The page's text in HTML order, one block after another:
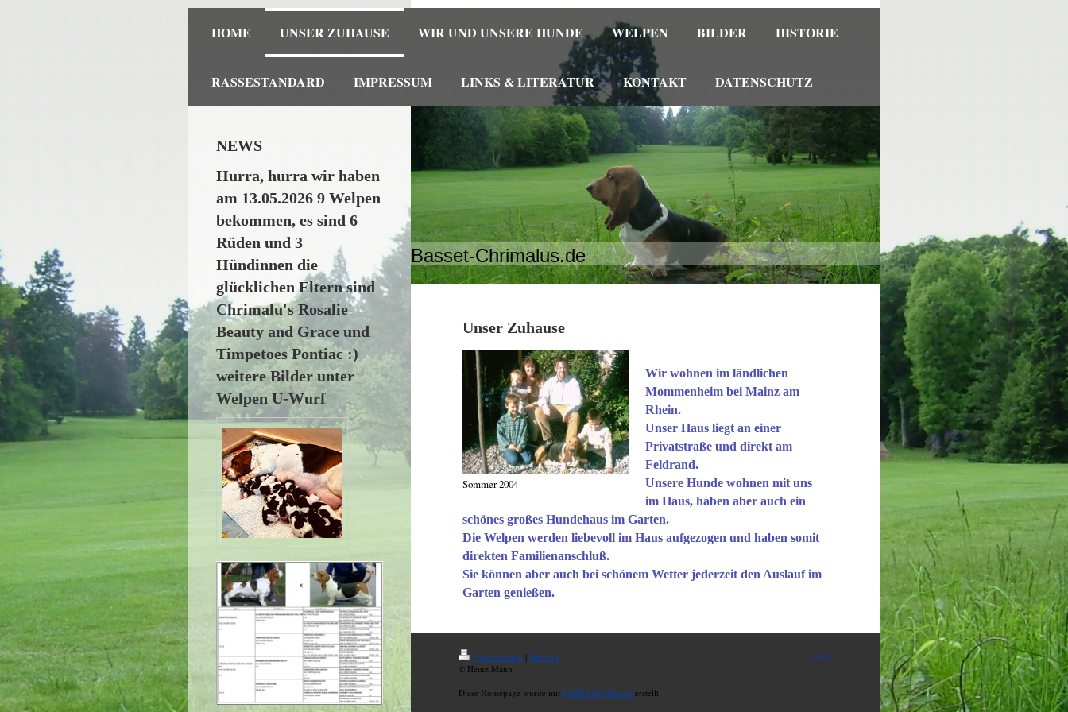
HOME UNSER ZUHAUSE WIR UND UNSERE HUNDE WELPEN BILDER HISTORIE
RASSESTANDARD IMPRESSUM LINKS & LITERATUR KONTAKT DATENSCHUTZ
NEWS
Hurra, hurra wir haben
am 13.05.2026 9 Welpen
bekommen, es sind 6
Rüden und 3
Hündinnen die
glücklichen Eltern sind
Chrimalu's Rosalie
Beauty and Grace und
Timpetoes Pontiac :)
weitere Bilder unter
Welpen U-Wurf
Basset-Chrimalus.de
Unser Zuhause
Sommer 2004
Wir wohnen im ländlichen
Mommenheim bei Mainz am
Rhein.
Unser Haus liegt an einer
Privatstraße und direkt am
Feldrand.
Unsere Hunde wohnen mit uns
im Haus, haben aber auch ein
schönes großes Hundehaus im Garten.
Die Welpen werden liebevoll im Haus aufgezogen und haben somit
direkten Familienanschluß.
Sie können aber auch bei schönem Wetter jederzeit den Auslauf im
Garten genießen.
Druckversion Sitemap
© Heinz Mann
Diese Homepage wurde mit IONOS MyWebsite erstellt.
Login